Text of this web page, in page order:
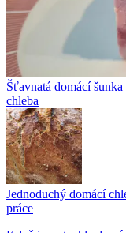
Šťavnatá domácí
chleba
Jednoduchý domácí
práce